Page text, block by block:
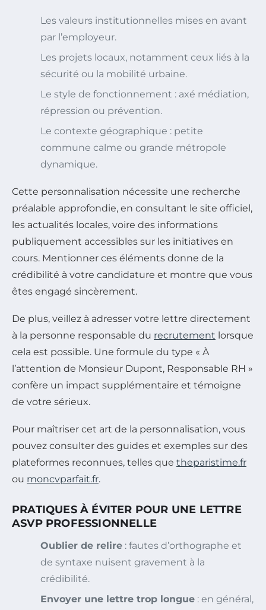
Les valeurs institutionnelles mises en avant
par l’employeur.
Les projets locaux, notamment ceux liés à la
sécurité ou la mobilité urbaine.
Le style de fonctionnement : axé médiation,
répression ou prévention.
Le contexte géographique : petite
commune calme ou grande métropole
dynamique.
Cette personnalisation nécessite une recherche
préalable approfondie, en consultant le site officiel,
les actualités locales, voire des informations
publiquement accessibles sur les initiatives en
cours. Mentionner ces éléments donne de la
crédibilité à votre candidature et montre que vous
êtes engagé sincèrement.
De plus, veillez à adresser votre lettre directement
à la personne responsable du recrutement lorsque
cela est possible. Une formule du type « À
l’attention de Monsieur Dupont, Responsable RH »
confère un impact supplémentaire et témoigne
de votre sérieux.
Pour maîtriser cet art de la personnalisation, vous
pouvez consulter des guides et exemples sur des
plateformes reconnues, telles que theparistime.fr
ou moncvparfait.fr.
PRATIQUES À ÉVITER POUR UNE LETTRE
ASVP PROFESSIONNELLE
Oublier de relire : fautes d’orthographe et
de syntaxe nuisent gravement à la
crédibilité.
Envoyer une lettre trop longue : en général,